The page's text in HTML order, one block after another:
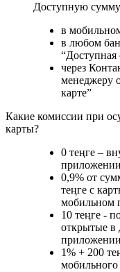
Доступную
в
в любом
“Доступная
через
менеджеру
карте”
Какие комиссии при
карты?
0 теңге –
0,9% от
теңге с
мобильном
10 теңге -
открытые
1% + 200